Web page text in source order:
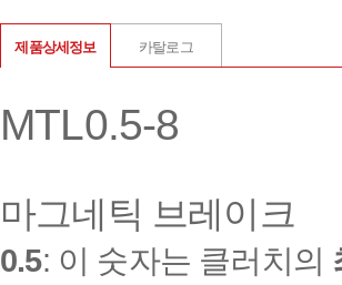
제품상세정보 카탈로그
MTL0.5-8
마그네틱 브레이크
0.5: 이 숫자는 클러치의